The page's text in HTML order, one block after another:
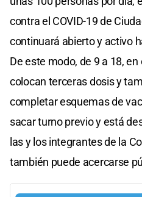
contra el COVID-19 de
continuará abierto y activo
De este modo, de 9 a 18,
colocan terceras dosis y
completar esquemas de
sacar turno previo y está
las y los integrantes de la
también puede acercarse